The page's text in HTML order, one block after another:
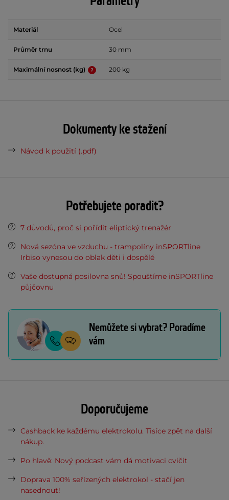
Materiál Ocel
Průměr trnu 30 mm
Maximální nosnost (kg) 200 kg
Dokumenty ke stažení
Návod k použití (.pdf)
Potřebujete poradit?
7 důvodů, proč si pořídit eliptický trenažér
Nová sezóna ve vzduchu - trampolíny inSPORTline
Irbiso vynesou do oblak děti i dospělé
Vaše dostupná posilovna snů! Spouštíme inSPORTline
půjčovnu
Nemůžete si vybrat? Poradíme
vám
Doporučujeme
Cashback ke každému elektrokolu. Tisíce zpět na další
nákup.
Po hlavě: Nový podcast vám dá motivaci cvičit
Doprava 100% seřízených elektrokol - stačí jen
nasednout!